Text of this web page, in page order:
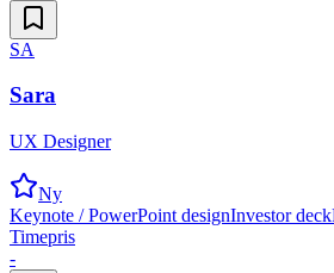
SA
Sara
UX Designer
Ny
Keynote / PowerPoint designInvestor deck
Timepris
-